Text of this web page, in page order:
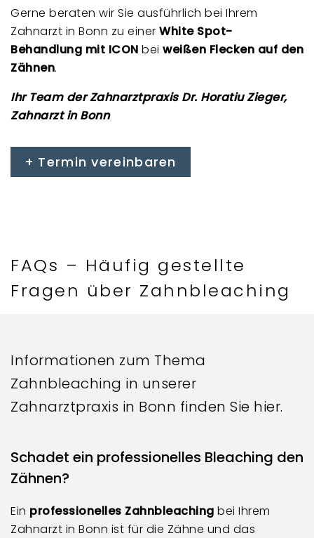
Gerne beraten wir Sie ausführlich bei Ihrem
Zahnarzt in Bonn zu einer White Spot-
Behandlung mit ICON bei weißen Flecken auf den
Zähnen.
Ihr Team der Zahnarztpraxis Dr. Horatiu Zieger,
Zahnarzt in Bonn
Termin vereinbaren
FAQs – Häufig gestellte
Fragen über Zahnbleaching
Informationen zum Thema
Zahnbleaching in unserer
Zahnarztpraxis in Bonn finden Sie hier.
Schadet ein professionelles Bleaching den
Zähnen?
Ein professionelles Zahnbleaching bei Ihrem
Zahnarzt in Bonn ist für die Zähne und das